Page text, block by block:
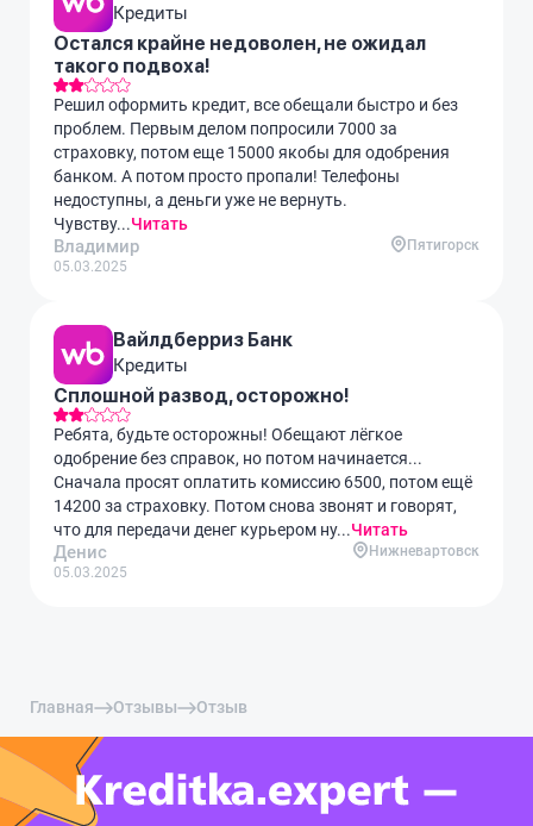
Кредиты
Остался крайне недоволен, не ожидал
такого подвоха!
Решил оформить кредит, все обещали быстро и без
проблем. Первым делом попросили 7000 за
страховку, потом еще 15000 якобы для одобрения
банком. А потом просто пропали! Телефоны
недоступны, а деньги уже не вернуть.
Чувству...Читать
Владимир
05.03.2025
Пятигорск
Вайлдберриз Банк
Кредиты
Сплошной развод, осторожно!
Ребята, будьте осторожны! Обещают лёгкое
одобрение без справок, но потом начинается...
Сначала просят оплатить комиссию 6500, потом ещё
14200 за страховку. Потом снова звонят и говорят,
что для передачи денег курьером ну...Читать
Денис
05.03.2025
Нижневартовск
Главная Отзывы Отзыв